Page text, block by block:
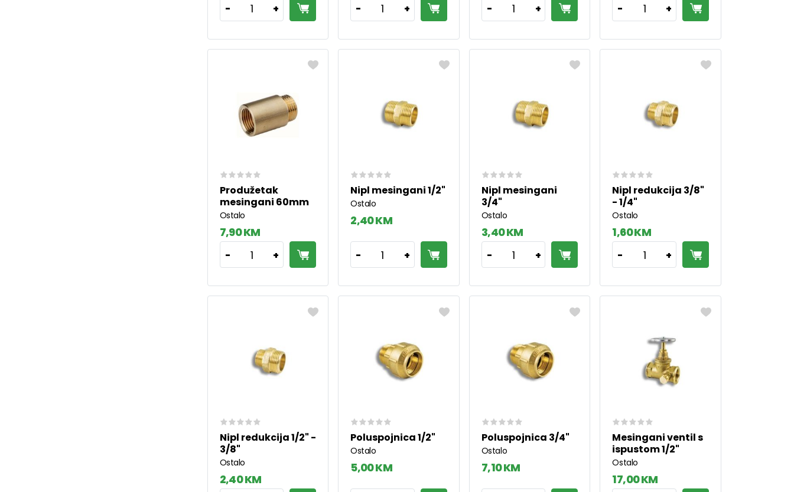
- 1 + - 1 + - 1 + - 1 +
Produžetak
mesingani 60mm
Ostalo
7,90 KM
- 1 +
Nipl mesingani 1/2"
Ostalo
2,40 KM
- 1 +
Nipl mesingani
3/4"
Ostalo
3,40 KM
- 1 +
Nipl redukcija 3/8"
- 1/4"
Ostalo
1,60 KM
- 1 +
Nipl redukcija 1/2" -
3/8"
Ostalo
2,40 KM
Poluspojnica 1/2"
Ostalo
5,00 KM
Poluspojnica 3/4"
Ostalo
7,10 KM
Mesingani ventil s
ispustom 1/2"
Ostalo
17,00 KM